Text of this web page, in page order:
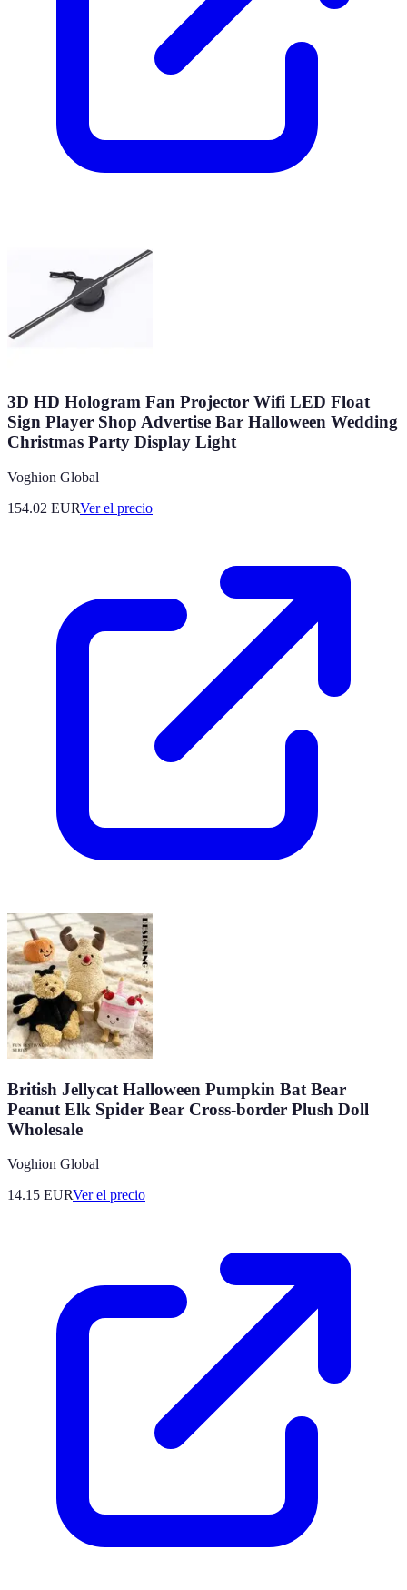
3D HD Hologram Fan Projector Wifi LED Float
Sign Player Shop Advertise Bar Halloween Wedding
Christmas Party Display Light
Voghion Global
154.02 EURVer el precio
British Jellycat Halloween Pumpkin Bat Bear
Peanut Elk Spider Bear Cross-border Plush Doll
Wholesale
Voghion Global
14.15 EURVer el precio